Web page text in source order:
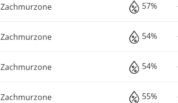
Zachmurzone 57%
Zachmurzone 54%
Zachmurzone 54%
Zachmurzone 55%